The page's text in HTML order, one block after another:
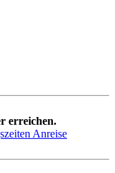
erreichen.
Anreise